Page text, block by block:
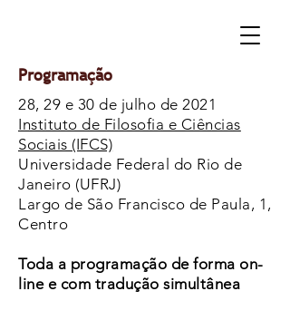
Programação
28, 29 e 30 de julho de 2021
Instituto de Filosofia e Ciências
Sociais (IFCS)
Universidade Federal do Rio de
Janeiro (UFRJ)
Largo de São Francisco de Paula, 1,
Centro
Toda a programação de forma on-
line e com tradução simultânea